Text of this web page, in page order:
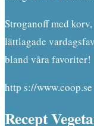
Stroganoff med
lättlagade
bland våra favoriter!
http s://
Recept